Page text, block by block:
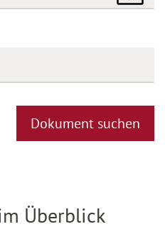
Dokument suchen
Überblick